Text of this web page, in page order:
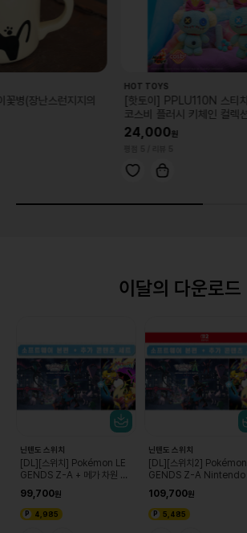
런지지의
[핫토이] PPLU110N 스티치 업 유어
코스비 플러시 키체인 컬렉션(랜덤)
이달의 다운로드
닌텐도 스위치
[DL][스위치] Pokémon LE
GENDS Z-A + 메가 차원 러
99,700
4,985
닌텐도 스위치
[DL][스위치2]
GENDS Z-A Nintendo
러시 세트
109,700
5,485